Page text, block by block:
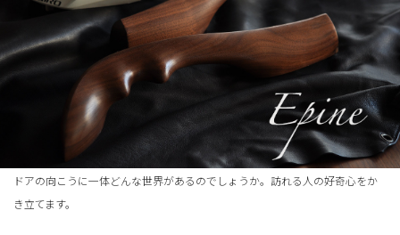
ドアの向こうに一体どんな世界があるのでしょうか。訪れる人の好奇心をか
き立てます。